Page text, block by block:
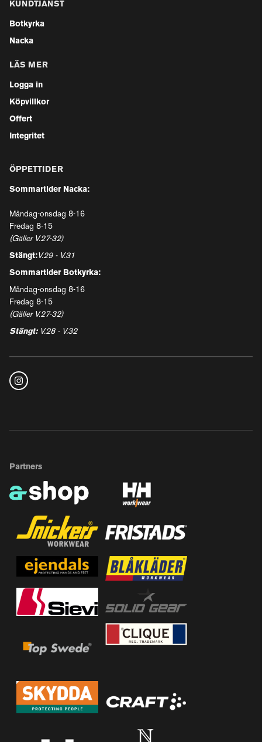
KUNDTJÄNST
Botkyrka
Nacka
LÄS MER
Logga in
Köpvillkor
Offert
Integritet
ÖPPETTIDER
Sommartider Nacka:
Måndag-onsdag 8-16
Fredag 8-15
(Gäller V.27-32)
Stängt:V.29 - V.31
Sommartider Botkyrka:
Måndag-onsdag 8-16
Fredag 8-15
(Gäller V.27-32)
Stängt: V.28 - V.32
Partners